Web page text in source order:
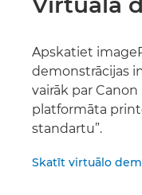
Apskatiet
demonstrācijas
vairāk par
platformāta
standartu”.
Skatīt virtuālo